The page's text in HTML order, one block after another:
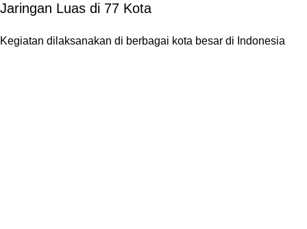
Jaringan Luas di 77 Kota
Kegiatan dilaksanakan di berbagai kota besar di Indonesia